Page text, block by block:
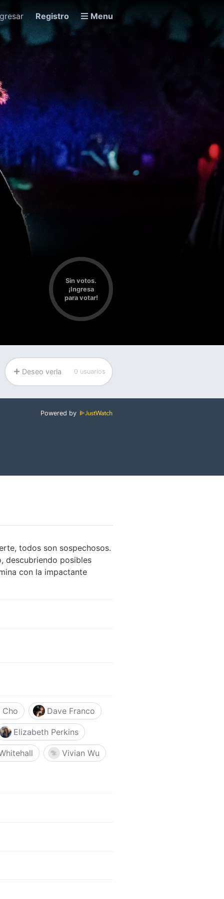
Registro Menu
Sin votos.
¡Ingresa
para votar!
Deseo verla 0 usuarios
Powered by
todos son sospechosos.
descubriendo posibles
con la impactante
Cho Dave Franco
Elizabeth Perkins
Vivian Wu